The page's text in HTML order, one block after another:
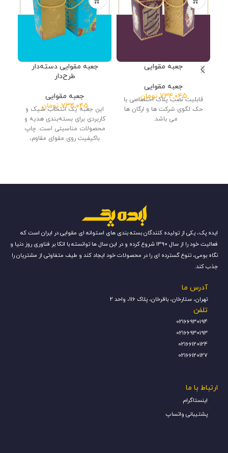
جعبه مقوایی
جعبه مقوایی
۷۳۴,۰۴۵ تومان
قابلیت نصب پلاک اختصاصی با
حک لگوی شرکت ها و ارگان ها
می باشد.
جعبه مقوایی دسته‌دار
طرح‌دار
جعبه مقوایی
۷۳۴,۰۴۵ تومان
این جعبه یک انتخاب شیک و
کاربردی برای بسته‌بندی هدیه و
محصولات مناسبتی است. چاپ
باکیفیت روی مقوای مقاوم،
ایده پک، یکی از تولیده کنندگان بسته بندی های استوانه ای مقوایی در ایران است که
فعالیت خود را از سال 1390 شروع کرده و در این سال ها توانسته با اتکا بر فناوری روز دنیا و
نگاه بومی، تنوع گسترده ای را در محصولات خود ایجاد کند و طیف متفاوتی از مشتریان را
جذب کند.
آدرس ما
تهران، ستارخان، باقرخان، پلاک 116، واحد 2
تلفن
02166930194
02166930193
02166120124
02166120127
ارتباط با ما
اینستاگرام
پشتیبانی واتساپ